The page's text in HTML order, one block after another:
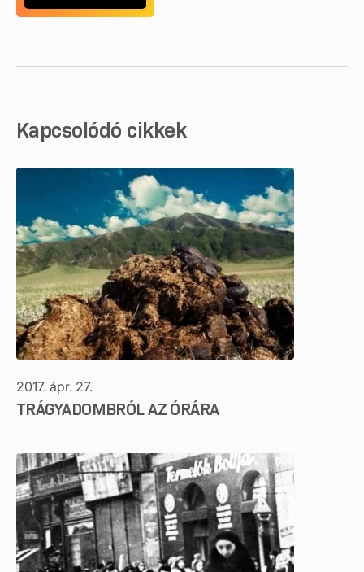
Kapcsolódó cikkek
2017. ápr. 27.
TRÁGYADOMBRÓL AZ ÓRÁRA